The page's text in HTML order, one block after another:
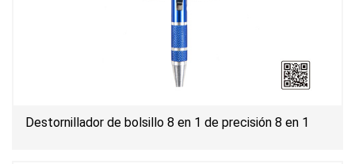
Destornillador de bolsillo 8 en 1 de precisión 8 en 1